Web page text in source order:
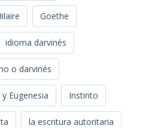
Goethe
idioma darvinés
o darvinés
Eugenesia Instinto
la escritura autoritaria